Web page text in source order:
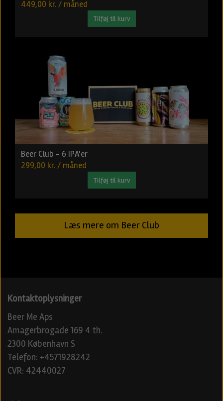
449,00 kr. / måned
Tilføj til kurv
Beer Club - 6 IPA'er
299,00 kr. / måned
Tilføj til kurv
Læs mere om Beer Club
Kontaktoplysninger
Beer Me Aps
Amagerbrogade 169 4 th.
2300 København S
Telefon: +4571928242
CVR: 42440027